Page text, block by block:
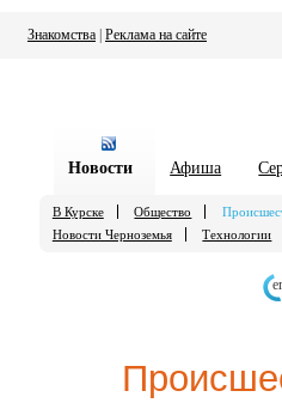
Знакомства Реклама на сайте
Новости Афиша
В Курске Общество
Новости Черноземья
Технологии